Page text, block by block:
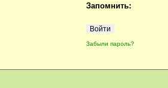
Запомнить:
Забыли пароль?